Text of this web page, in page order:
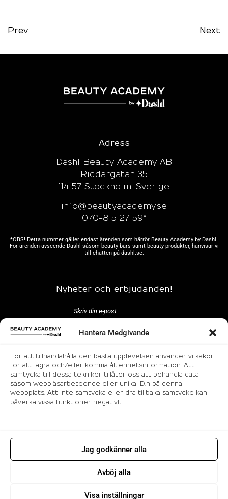
Hantera Medgivande
För att tillhandahålla den bästa upplevelsen använder vi kakor
för att lagra och/eller komma åt enhetsinformation. Att
samtycka till dessa tekniker tillåter oss att behandla data
såsom webbläsarbeteende eller unika ID:n på denna
webbplats. Att inte samtycka eller dra tillbaka samtycke kan
påverka vissa funktioner negativt.
Jag godkänner alla
Avböj alla
Visa inställningar
Prev Next
Adress
Dashl Beauty Academy AB
Riddargatan 35
114 57 Stockholm, Sverige
info@beautyacademy.se
070-815 27 59*
*OBS! Detta nummer gäller endast ärenden som härrör Beauty Academy by Dashl.
För ärenden avseende Dashl såsom beauty bars samt beauty produkter, hänvisar vi
till chatten på dashl.se.
Nyheter och erbjudanden!
Följ oss
© 2026 Makeup utbildning i Stockholm |